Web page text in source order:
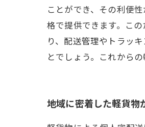
ことができ、その利便
格で提供できます。こ
り、配送管理やトラッ
とでしょう。これから
地域に密着した軽貨物